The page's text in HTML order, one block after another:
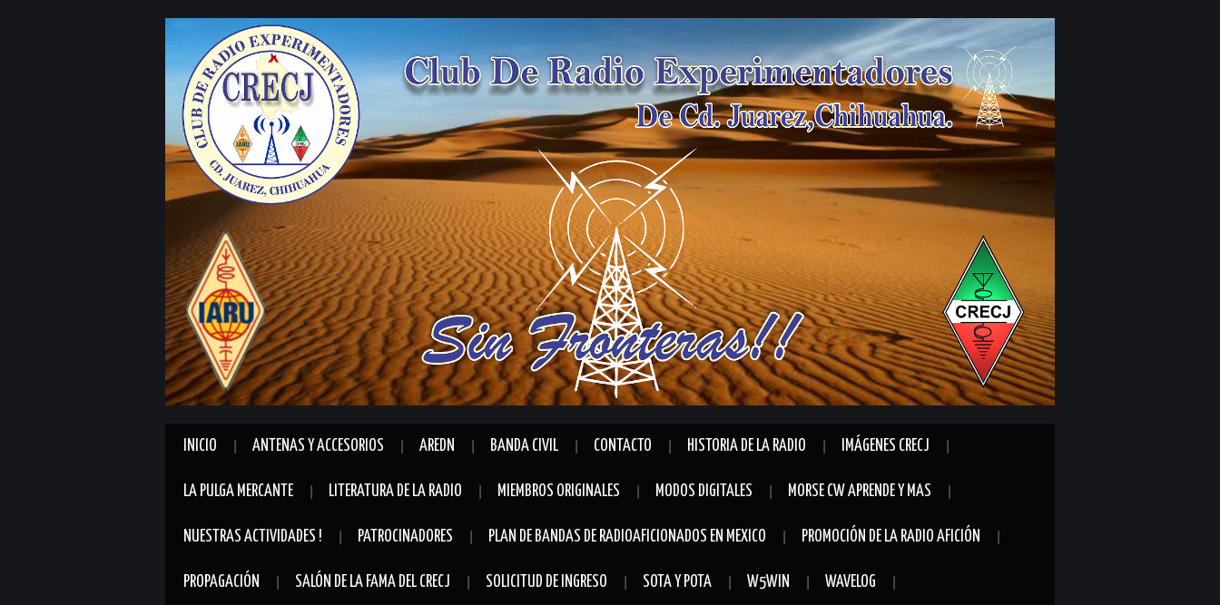
INICIO ANTENAS Y ACCESORIOS AREDN BANDA CIVIL CONTACTO HISTORIA DE LA RADIO IMÁGENES CRECJ
LA PULGA MERCANTE LITERATURA DE LA RADIO MIEMBROS ORIGINALES MODOS DIGITALES MORSE CW APRENDE Y MAS
NUESTRAS ACTIVIDADES ! PATROCINADORES PLAN DE BANDAS DE RADIOAFICIONADOS EN MEXICO PROMOCIÓN DE LA RADIO AFICIÓN
PROPAGACIÓN SALÓN DE LA FAMA DEL CRECJ SOLICITUD DE INGRESO SOTA Y POTA W5WIN WAVELOG